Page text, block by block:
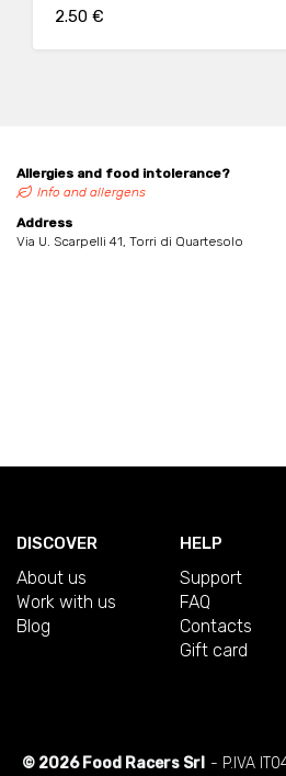
2.50 €
Allergies and food intolerance?
Info and allergens
Address
Via U. Scarpelli 41, Torri di Quartesolo
DISCOVER
About us
Work with us
Blog
HELP
Support
FAQ
Contacts
Gift card
© 2026 Food Racers Srl - P.IVA